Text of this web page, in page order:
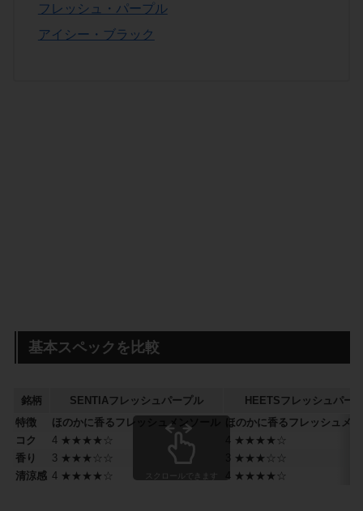
フレッシュ・パープル
アイシー・ブラック
基本スペックを比較
銘柄 SENTIA フレッシュパープル HEETS フレッシュパー
特徴
ほのかに香るフレッシュメンソール
ほのかに香るフレッシュメ
コク
4 ★★★★☆
4 ★★★★☆
香り
3 ★★★☆☆
3 ★★★☆☆
清涼感 4 ★★★★☆ 4 ★★★★☆
スクロールできます